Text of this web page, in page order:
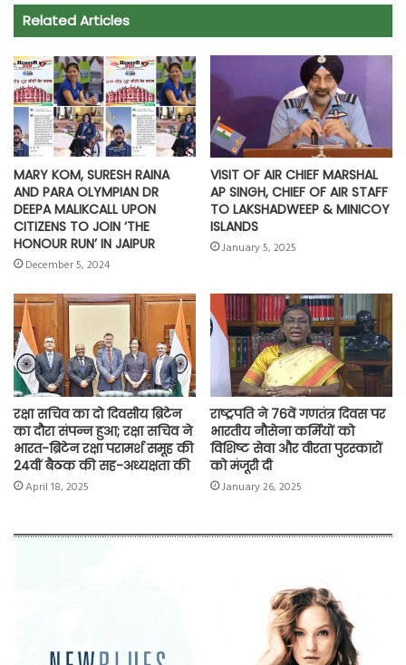
b
o
k
s
p
p
t
r
a
m
n
k
Related Articles
MARY KOM, SURESH RAINA
AND PARA OLYMPIAN DR
DEEPA MALIKCALL UPON
CITIZENS TO JOIN ‘THE
HONOUR RUN’ IN JAIPUR
December 5, 2024
VISIT OF AIR CHIEF MARSHAL
AP SINGH, CHIEF OF AIR STAFF
TO LAKSHADWEEP & MINICOY
ISLANDS
January 5, 2025
रक्षा सचिव का दो दिवसीय ब्रिटेन
का दौरा संपन्न हुआ; रक्षा सचिव ने
भारत-ब्रिटेन रक्षा परामर्श समूह की
24वीं बैठक की सह-अध्यक्षता की
April 18, 2025
राष्ट्रपति ने 76वें गणतंत्र दिवस पर
भारतीय नौसेना कर्मियों को
विशिष्ट सेवा और वीरता पुरस्कारों
को मंजूरी दी
January 26, 2025